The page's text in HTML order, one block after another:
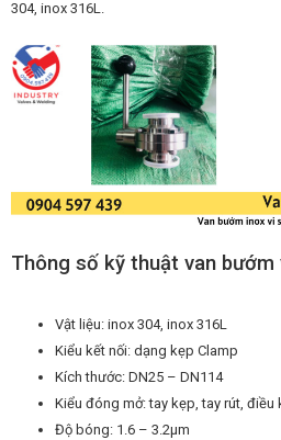
304, inox 316L.
Thông số kỹ thuật van bướm
Vật liệu: inox 304, inox 316L
Kiểu kết nối: dạng kẹp Clamp
Kích thước: DN25 – DN114
Kiểu đóng mở: tay kẹp, tay rút, điều
Độ bóng: 1.6 – 3.2μm